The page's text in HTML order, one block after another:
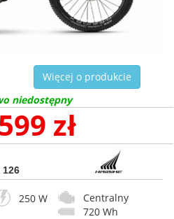
Więcej o produkcie
niedostępny
zł
126
250 W
Centralny
720 Wh